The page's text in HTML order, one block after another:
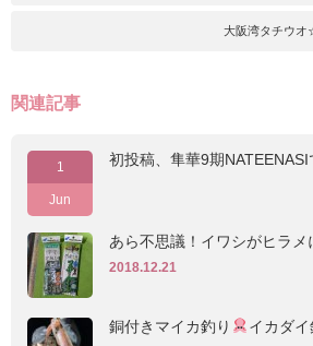
大阪湾タチウオ
関連記事
1
Jun
初投稿、隼華9期NATEENASI
あら不思議！イワシがヒラメ
2018.12.21
銅付きマイカ釣り イカダイ